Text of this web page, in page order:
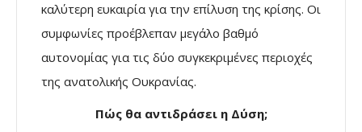
καλύτερη ευκαιρία για την επίλυση της κρίσης. Οι
συμφωνίες προέβλεπαν μεγάλο βαθμό
αυτονομίας για τις δύο συγκεκριμένες περιοχές
της ανατολικής Ουκρανίας.
Πώς θα αντιδράσει η Δύση;